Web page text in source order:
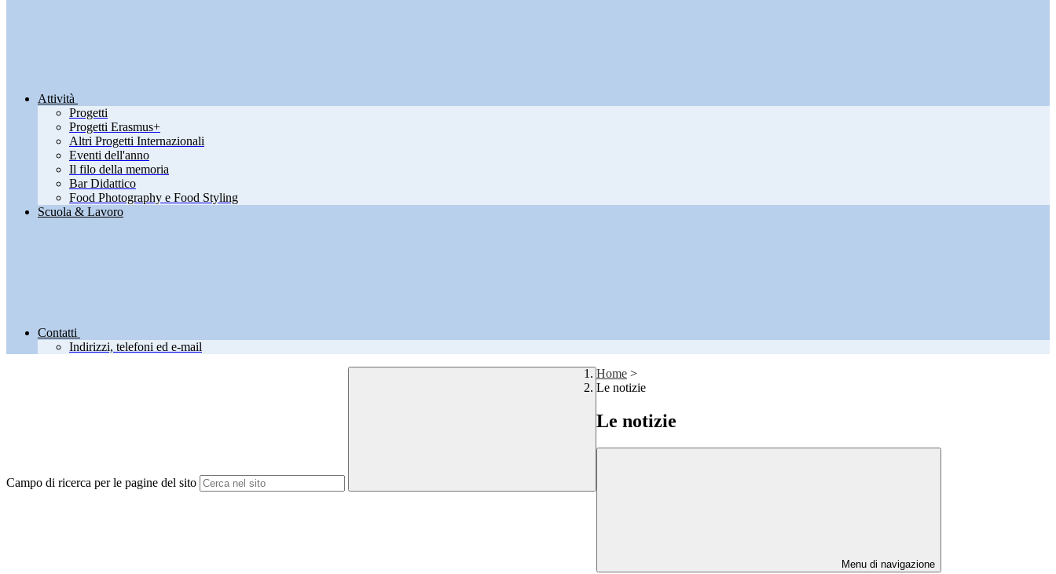
Attività
Progetti
Progetti Erasmus+
Altri Progetti Internazionali
Eventi dell'anno
Il filo della memoria
Bar Didattico
Food Photography e Food Styling
Scuola & Lavoro
Contatti
Indirizzi, telefoni ed e-mail
Campo di ricerca per le pagine del sito
Home >
Le notizie
Le notizie
Menu di navigazione